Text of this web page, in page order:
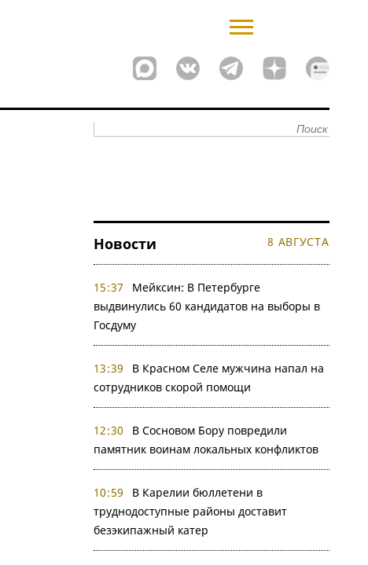
Новости 8 АВГУСТА
15:37
Мейксин: В Петербурге
выдвинулись 60 кандидатов на выборы в
Госдуму
13:39
В Красном Селе мужчина напал на
сотрудников скорой помощи
12:30
В Сосновом Бору повредили
памятник воинам локальных конфликтов
10:59
В Карелии бюллетени в
труднодоступные районы доставит
безэкипажный катер